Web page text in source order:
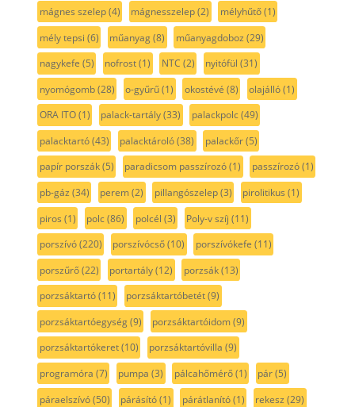
mágnes szelep(4) mágnesszelep(2) mélyhűtő(1)
mély tepsi (6) műanyag(8) műanyagdoboz (29)
nagykefe (5) nofrost(1) NTC (2) nyitófül (31)
nyomógomb(28) o-gyűrű(1) okostévé (8) olajálló(1)
ORA ITO(1) palack-tartály(33) palackpolc(49)
palacktartó(43) palacktároló(38) palackőr(5)
papír porszák(5) paradicsom passzírozó(1) passzírozó(1)
pb-gáz (34) perem(2) pillangószelep(3) pirolitikus (1)
piros (1) polc(86) polcél (3) Poly-v szíj (11)
porszívó(220) porszívócső(10) porszívókefe (11)
porszűrő(22) portartály(12) porzsák(13)
porzsáktartó(11) porzsáktartóbetét(9)
porzsáktartóegység(9) porzsáktartóidom(9)
porzsáktartókeret(10) porzsáktartóvilla (9)
programóra (7) pumpa (3) pálcahőmérő(1) pár(5)
páraelszívó(50) párásító(1) párátlanító(1) rekesz (29)